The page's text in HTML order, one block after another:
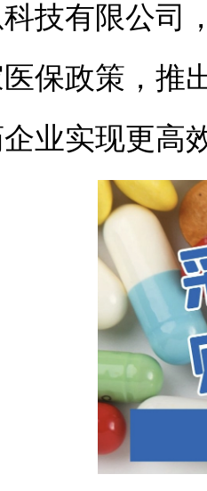
技有限公司
保政策，推
业实现更高